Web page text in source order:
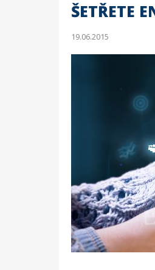
ŠETŘETE
19.06.2015